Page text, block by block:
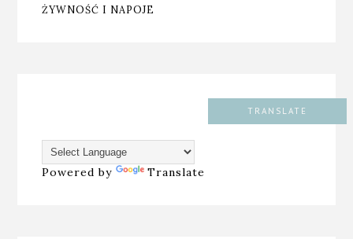
ŻYWNOŚĆ I NAPOJE
TRANSLATE
Powered by Translate